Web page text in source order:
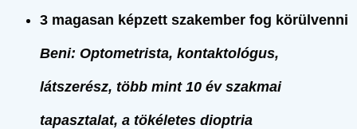
3 magasan képzett szakember fog körülvenni
Beni: Optometrista, kontaktológus,
látszerész, több mint 10 év szakmai
tapasztalat, a tökéletes dioptria